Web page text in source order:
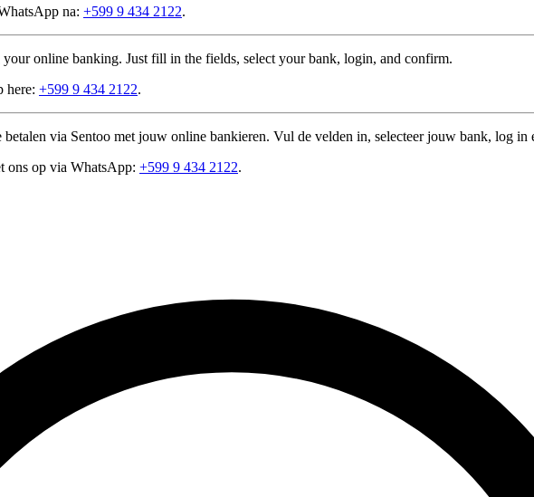
na: +599 9 434 2122.
online banking. Just fill in the fields, select your bank, login, and confirm.
here: +599 9 434 2122.
via Sentoo met jouw online bankieren. Vul de velden in, selecteer jouw bank, log in
ons op via WhatsApp: +599 9 434 2122.